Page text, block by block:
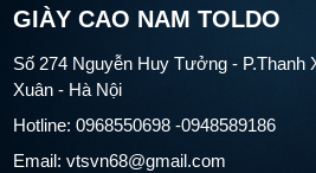
GIÀY CAO NAM TOLDO
Số 274 Nguyễn Huy Tưởng - P.Thanh
Xuân - Hà Nội
Hotline: 0968550698 -0948589186
Email: vtsvn68@gmail.com